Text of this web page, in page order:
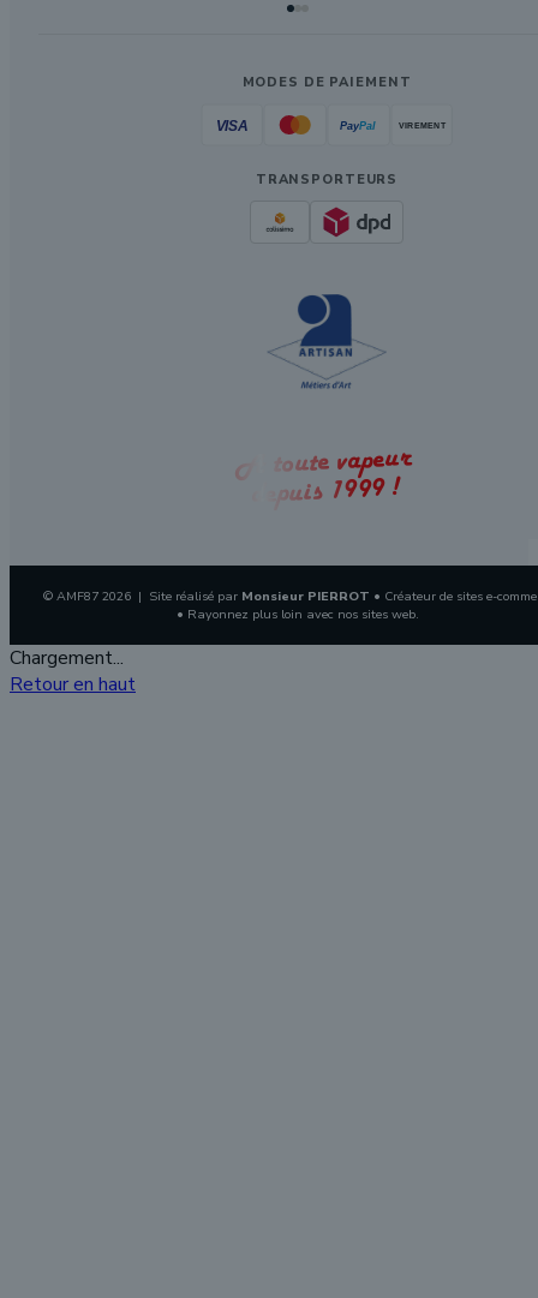
MODES DE PAIEMENT
TRANSPORTEURS
A toute vapeur
depuis 1999 !
© AMF87 2026 | Site réalisé par Monsieur PIERROT • Créateur de sites e-
• Rayonnez plus loin avec nos sites web.
Chargement...
Retour en haut